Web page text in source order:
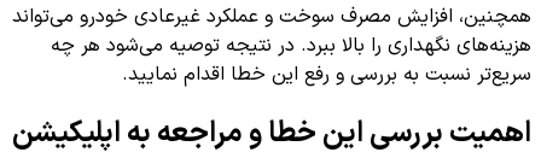
همچنین، افزایش مصرف سوخت و عملکرد غیرعادی خودرو می‌تواند
هزینه‌های نگهداری را بالا ببرد. در نتیجه توصیه می‌شود هر چه
سریع‌تر نسبت به بررسی و رفع این خطا اقدام نمایید.
اهمیت بررسی این خطا و مراجعه به اپلیکیشن